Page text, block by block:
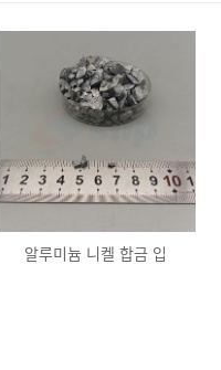
알루미늄 니켈 합금 입